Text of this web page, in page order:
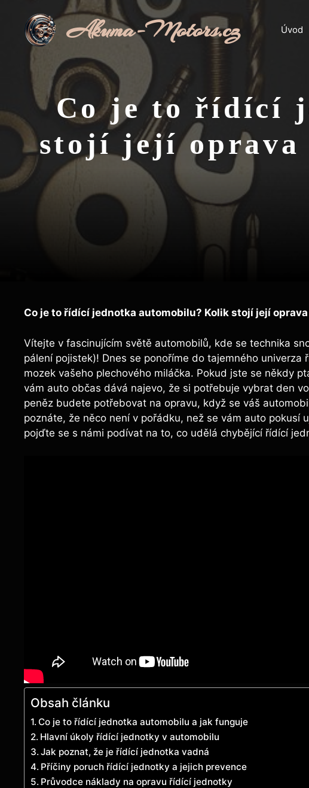
obsah
Akuma-Motors.cz Úvod
Co je to řídící
stojí její oprava
Co je to řídící jednotka automobilu? Kolik stojí její
Vítejte v fascinujícím světě automobilů, kde se technika
pálení pojistek)! Dnes se ponoříme do tajemného
mozek vašeho plechového miláčka. Pokud jste se někdy
vám auto občas dává najevo, že si potřebuje vybrat den
peněz budete potřebovat na opravu, když se váš
poznáte, že něco není v pořádku, než se vám auto pokusí
pojďte se s námi podívat na to, co udělá chybějící řídící
Obsah článku
Co je to řídící jednotka automobilu a jak funguje
Hlavní úkoly řídící jednotky v automobilu
Jak poznat, že je řídící jednotka vadná
Příčiny poruch řídící jednotky a jejich prevence
Průvodce náklady na opravu řídící jednotky